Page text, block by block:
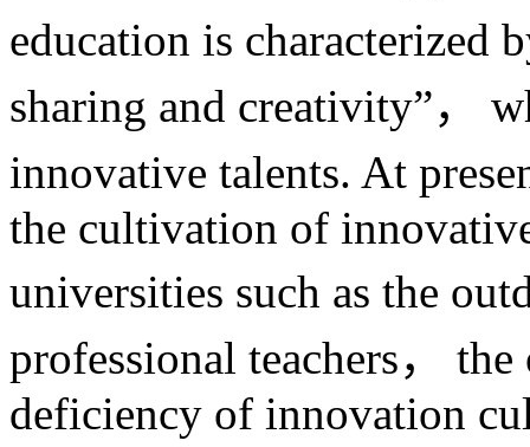
education is characterized
sharing and creativity”，
innovative talents. At
the cultivation of
universities such as the
professional teachers，
deficiency of innovation